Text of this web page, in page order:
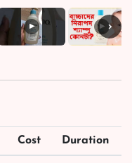
▶ ▶ ›
Cost Duration